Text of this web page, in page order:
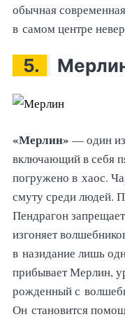
обычная
в самом центре
5.
«Мерлин» — один
включающий в себя
погружено в хаос.
смуту среди людей.
Пендрагон
изгоняет
в назидание лишь
прибывает Мерлин,
рожденный с
Он становится